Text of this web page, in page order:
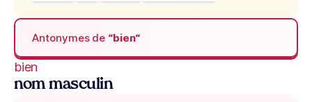
Antonymes de “bien“
bien
nom masculin